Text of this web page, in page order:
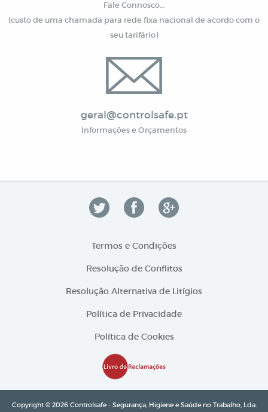
Fale Connosco…
(custo de uma chamada para rede fixa nacional de acordo com o
seu tarifário)
geral@controlsafe.pt
Informações e Orçamentos
Termos e Condições
Resolução de Conflitos
Resolução Alternativa de Litígios
Política de Privacidade
Política de Cookies
Copyright © 2026 Controlsafe - Segurança, Higiene e Saúde no Trabalho, Lda.